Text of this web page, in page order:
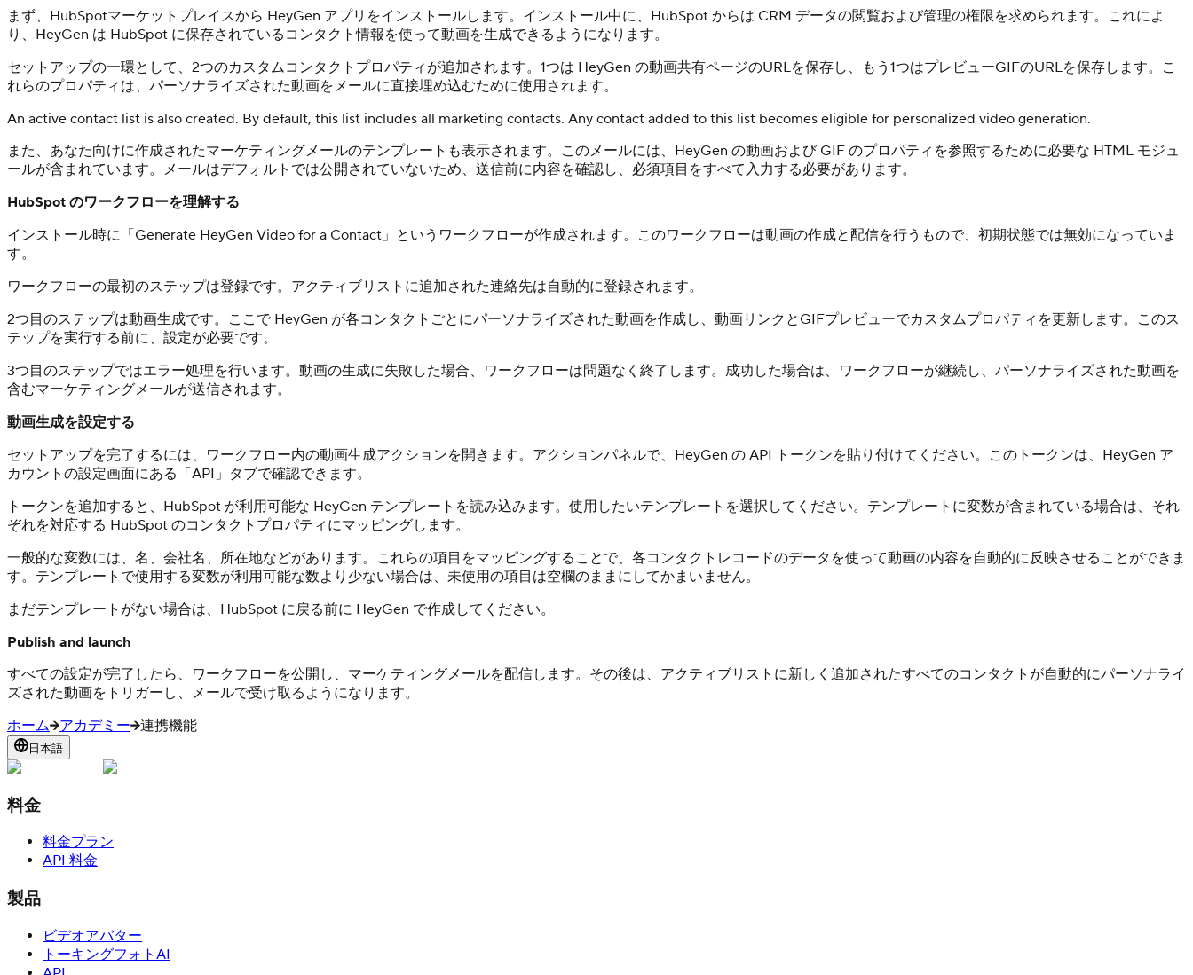
まず、HubSpotマーケットプレイスから HeyGen アプリをインストールします。インストール中に、HubSpot からは CRM データの閲覧および管理の権限を求められます。これによ
り、HeyGen は HubSpot に保存されているコンタクト情報を使って動画を生成できるようになります。
セットアップの一環として、2つのカスタムコンタクトプロパティが追加されます。1つは HeyGen の動画共有ページのURLを保存し、もう1つはプレビューGIFのURLを保存します。こ
れらのプロパティは、パーソナライズされた動画をメールに直接埋め込むために使用されます。
An active contact list is also created. By default, this list includes all marketing contacts. Any contact added to this list becomes eligible for personalized video generation.
また、あなた向けに作成されたマーケティングメールのテンプレートも表示されます。このメールには、HeyGen の動画および GIF のプロパティを参照するために必要な HTML モジュ
ールが含まれています。メールはデフォルトでは公開されていないため、送信前に内容を確認し、必須項目をすべて入力する必要があります。
HubSpot のワークフローを理解する
インストール時に「Generate HeyGen Video for a Contact」というワークフローが作成されます。このワークフローは動画の作成と配信を行うもので、初期状態では無効になっていま
す。
ワークフローの最初のステップは登録です。アクティブリストに追加された連絡先は自動的に登録されます。
2つ目のステップは動画生成です。ここで HeyGen が各コンタクトごとにパーソナライズされた動画を作成し、動画リンクとGIFプレビューでカスタムプロパティを更新します。このス
テップを実行する前に、設定が必要です。
3つ目のステップではエラー処理を行います。動画の生成に失敗した場合、ワークフローは問題なく終了します。成功した場合は、ワークフローが継続し、パーソナライズされた動画を
含むマーケティングメールが送信されます。
動画生成を設定する
セットアップを完了するには、ワークフロー内の動画生成アクションを開きます。アクションパネルで、HeyGen の API トークンを貼り付けてください。このトークンは、HeyGen ア
カウントの設定画面にある「API」タブで確認できます。
トークンを追加すると、HubSpot が利用可能な HeyGen テンプレートを読み込みます。使用したいテンプレートを選択してください。テンプレートに変数が含まれている場合は、それ
ぞれを対応する HubSpot のコンタクトプロパティにマッピングします。
一般的な変数には、名、会社名、所在地などがあります。これらの項目をマッピングすることで、各コンタクトレコードのデータを使って動画の内容を自動的に反映させることができま
す。テンプレートで使用する変数が利用可能な数より少ない場合は、未使用の項目は空欄のままにしてかまいません。
まだテンプレートがない場合は、HubSpot に戻る前に HeyGen で作成してください。
Publish and launch
すべての設定が完了したら、ワークフローを公開し、マーケティングメールを配信します。その後は、アクティブリストに新しく追加されたすべてのコンタクトが自動的にパーソナライ
ズされた動画をトリガーし、メールで受け取るようになります。
ホーム
アカデミー 連携機能
日本語
料金
料金プラン
API 料金
製品
ビデオアバター
トーキングフォトAI